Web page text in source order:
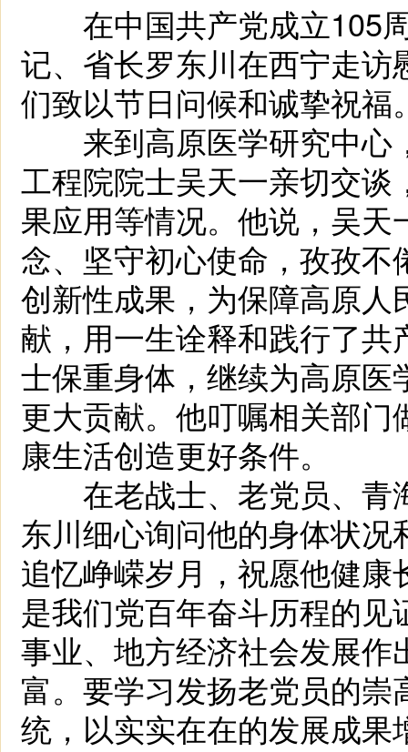
在中国共产党成立105周
记、省长罗东川在西宁走
们致以节日问候和诚挚祝福
来到高原医学研究中心
工程院院士吴天一亲切交
果应用等情况。他说，吴
念、坚守初心使命，孜孜
创新性成果，为保障高原
献，用一生诠释和践行了
士保重身体，继续为高原
更大贡献。他叮嘱相关部
康生活创造更好条件。
在老战士、老党员、青
东川细心询问他的身体状
追忆峥嵘岁月，祝愿他健
是我们党百年奋斗历程的
事业、地方经济社会发展
富。要学习发扬老党员的
统，以实实在在的发展成